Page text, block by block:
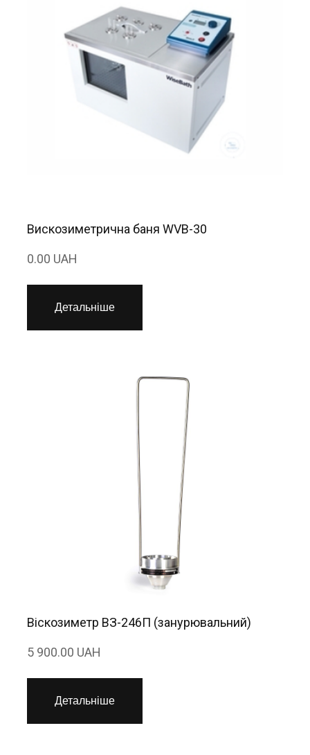
Вискозиметрична баня WVB-30
0.00 UAH
Детальніше
Віскозиметр ВЗ-246П (занурювальний)
5 900.00 UAH
Детальніше